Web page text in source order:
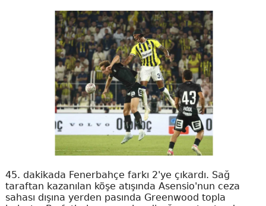
45. dakikada Fenerbahçe farkı 2'ye çıkardı. Sağ
taraftan kazanılan köşe atışında Asensio'nun ceza
sahası dışına yerden pasında Greenwood topla